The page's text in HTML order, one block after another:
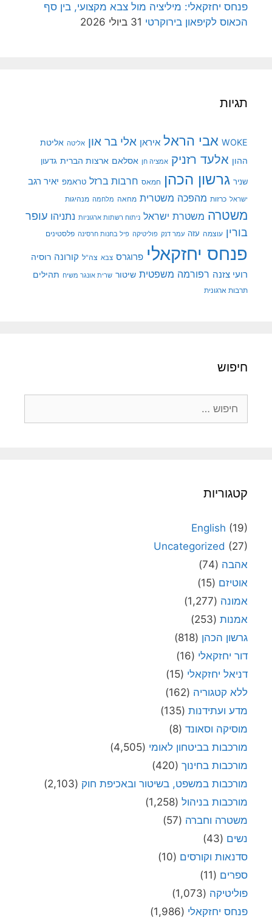
פנחס יחזקאלי: מיליציה מול צבא מקצועי, בין סף
הכאוס לקיפאון בירוקרטי 31 ביולי 2026
תגיות
WOKE אבי הראל איראן אלי בר און אליטה אליטת
ההון אלעד רזניק אמציה חן אסלאם ארצות הברית גדעון
שניר גרשון הכהן חמאס חרבות ברזל טראמפ יאיר רגב
ישראל כרזות מהפכה משטרית מחאה מלחמה מנהיגות
משטרה משטרת ישראל ניתוח רשתות ארגוניות נתניהו עופר
בורין עוצמה עזה עמר דנק פוליטיקה פיל בחנות חרסינה פלסטינים
פנחס יחזקאלי פרוגרס צבא צה"ל קורונה רוסיה
רועי צזנה רפורמה משפטית שיטור שרית אונגר משיח תהילים
תרבות ארגונית
חיפוש
קטגוריות
English (19)
Uncategorized (27)
אהבה (74)
אוטיזם (15)
אמונה (1,277)
אמנות (253)
גרשון הכהן (818)
דור יחזקאלי (16)
דניאל יחזקאלי (15)
ללא קטגוריה (162)
מדע ועתידנות (135)
מוסיקה וסאונד (8)
מורכבות בביטחון לאומי (4,505)
מורכבות בחינוך (420)
מורכבות במשפט, בשיטור ובאכיפת חוק (2,103)
מורכבות בניהול (1,258)
משטרה וחברה (57)
נשים (43)
סדנאות וקורסים (10)
ספרים (11)
פוליטיקה (1,073)
פנחס יחזקאלי (1,986)